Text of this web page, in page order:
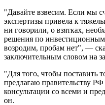
"Давайте взвесим. Если мы
экспертизы привела к
ни говорили, о взятках,
решения по
возродим, пробам нет", —
заключительным словом на
"Для того, чтобы поставить
предлагаю правительству
консультации со всеми и
он.